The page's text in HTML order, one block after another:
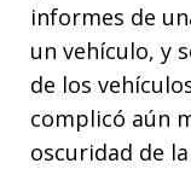
informes de
un vehículo, y
de los
complicó aún
oscuridad de